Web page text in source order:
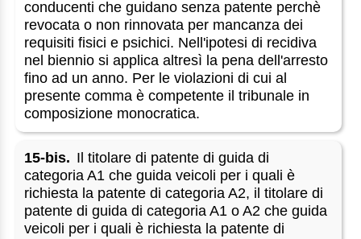
conducenti che guidano senza patente perchè
revocata o non rinnovata per mancanza dei
requisiti fisici e psichici. Nell'ipotesi di recidiva
nel biennio si applica altresì la pena dell'arresto
fino ad un anno. Per le violazioni di cui al
presente comma è competente il tribunale in
composizione monocratica.
15-bis. Il titolare di patente di guida di
categoria A1 che guida veicoli per i quali è
richiesta la patente di categoria A2, il titolare di
patente di guida di categoria A1 o A2 che guida
veicoli per i quali è richiesta la patente di